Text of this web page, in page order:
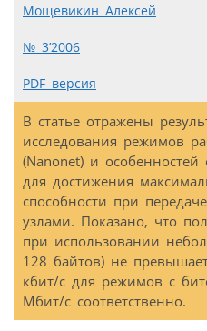
Мощевикин Алексей
№ 3’2006
PDF версия
В статье отражены
исследования режимов
(Nanonet) и
для достижения
способности при
узлами. Показано, что
при использовании
128 байтов) не
кбит/с для режимов с
Мбит/с соответственно.